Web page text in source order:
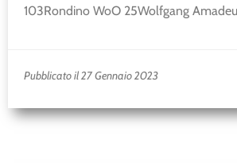
103Rondino WoO 25Wolfgang
Pubblicato il 27 Gennaio 2023